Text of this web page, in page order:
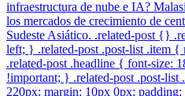
infraestructura de nube e IA?
los mercados de crecimiento de
Sudeste Asiático. .related-post {}
left; } .related-post .post-list .item
.related-post .headline { font-size:
!important; } .related-post .post-
220px; margin: 10px 0px;